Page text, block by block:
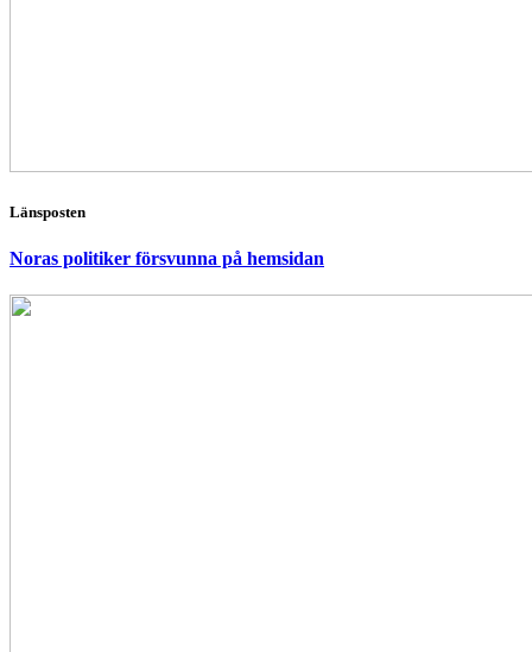
Länsposten
Noras politiker försvunna på hemsidan